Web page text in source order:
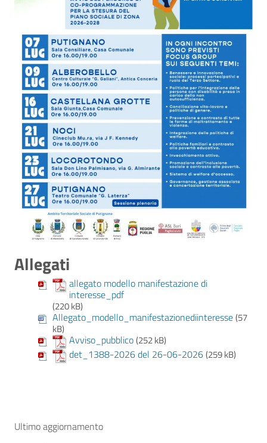
Allegati
allegato modello manifestazione di
interesse_pdf
(220 kB)
Allegato_modello_manifestazionediinteresse(57
kB)
Avviso_pubblico(252 kB)
det_1388-2026 del 26-06-2026(259 kB)
Ultimo aggiornamento